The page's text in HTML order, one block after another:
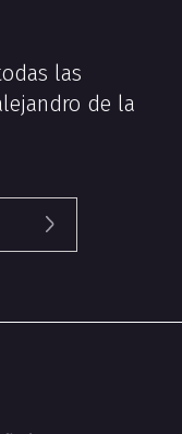
las
de la